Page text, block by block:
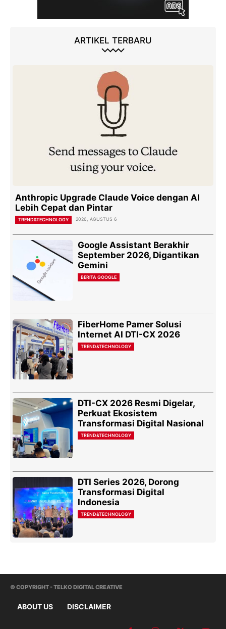
ARTIKEL TERBARU
Anthropic Upgrade Claude Voice dengan AI
Lebih Cepat dan Pintar
TREND&TECHNOLOGY 2026, AGUSTUS 6
Google Assistant Berakhir
September 2026, Digantikan
Gemini
BERITA GOOGLE
FiberHome Pamer Solusi
Internet AI DTI-CX 2026
TREND&TECHNOLOGY
DTI-CX 2026 Resmi Digelar,
Perkuat Ekosistem
Transformasi Digital Nasional
TREND&TECHNOLOGY
DTI Series 2026, Dorong
Transformasi Digital
Indonesia
TREND&TECHNOLOGY
© COPYRIGHT - TELKO DIGITAL CREATIVE
ABOUT US DISCLAIMER